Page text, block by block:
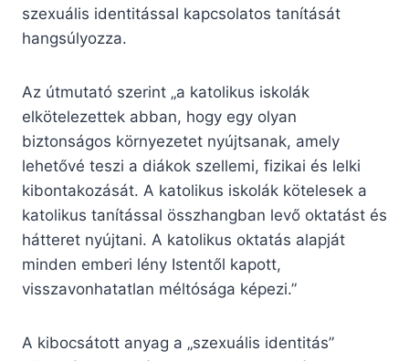
szexuális identitással kapcsolatos tanítását
hangsúlyozza.
Az útmutató szerint „a katolikus iskolák
elkötelezettek abban, hogy egy olyan
biztonságos környezetet nyújtsanak, amely
lehetővé teszi a diákok szellemi, fizikai és lelki
kibontakozását. A katolikus iskolák kötelesek a
katolikus tanítással összhangban levő oktatást és
hátteret nyújtani. A katolikus oktatás alapját
minden emberi lény Istentől kapott,
visszavonhatatlan méltósága képezi.”
A kibocsátott anyag a „szexuális identitás”